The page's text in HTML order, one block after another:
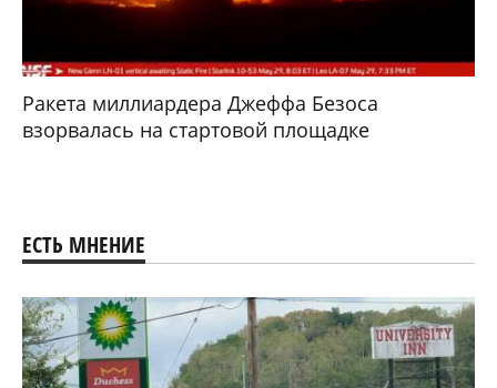
Ракета миллиардера Джеффа Безоса
взорвалась на стартовой площадке
ЕСТЬ МНЕНИЕ